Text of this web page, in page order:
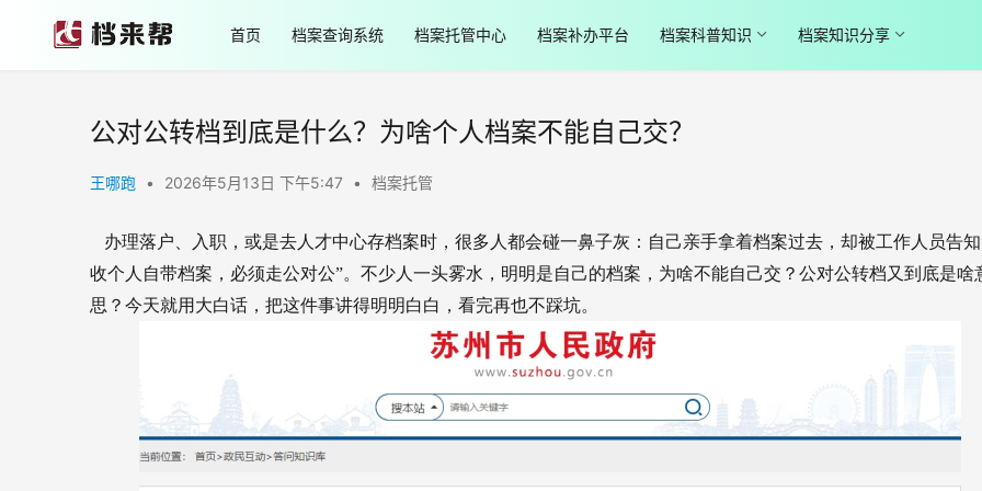
首页 档案查询系统 档案托管中心 档案补办平台 档案科普知识 档案知识分享
公对公转档到底是什么？为啥个人档案不能自己交？
王哪跑 • 2026年5月13日 下午5:47 • 档案托管
办理落户、入职，或是去人才中心存档案时，很多人都会碰一鼻子灰：自己亲手拿着档案过去，却被工作人员告
收个人自带档案，必须走公对公”。不少人一头雾水，明明是自己的档案，为啥不能自己交？公对公转档又到底是啥
思？今天就用大白话，把这件事讲得明明白白，看完再也不踩坑。